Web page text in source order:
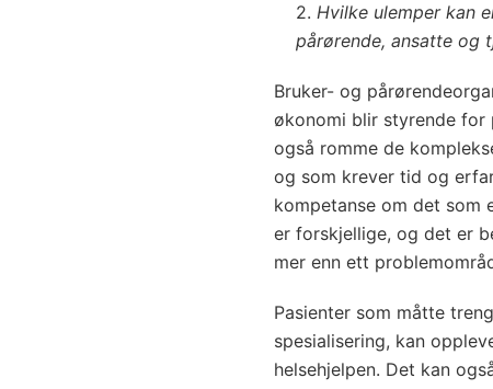
2. Hvilke ulemper kan
pårørende, ansatte og
Bruker- og
økonomi blir styrende for
også romme de
og som krever tid og
kompetanse om det som
er forskjellige, og det er
mer enn ett
Pasienter som måtte
spesialisering, kan
helsehjelpen. Det kan